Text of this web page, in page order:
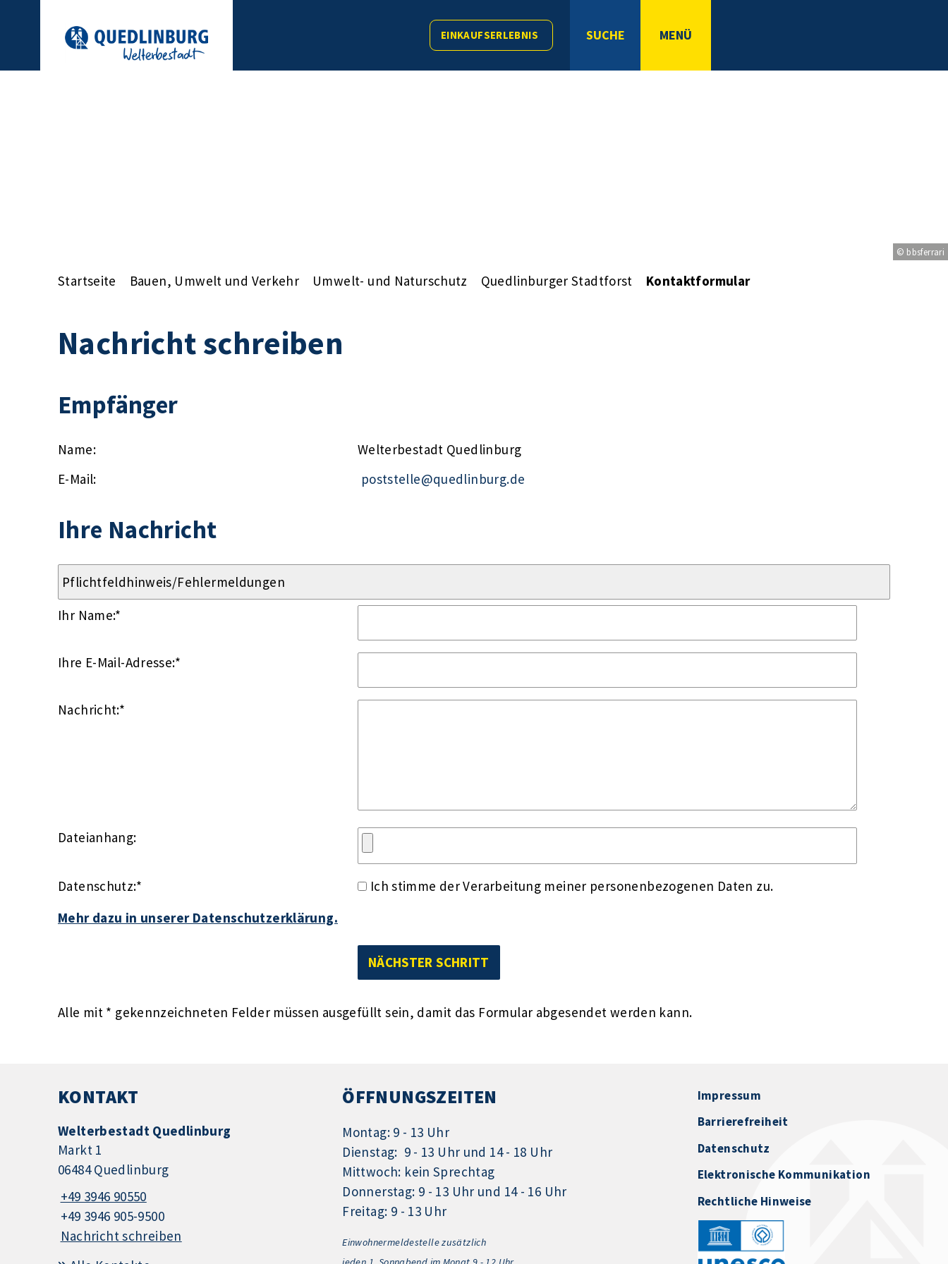
EINKAUFSERLEBNIS SUCHE MENÜ
© bbsferrari
Startseite Bauen, Umwelt und Verkehr Umwelt- und Naturschutz Quedlinburger Stadtforst Kontaktformular
Nachricht schreiben
Empfänger
Name:
Welterbestadt Quedlinburg
E-Mail:
poststelle@quedlinburg.de
Ihre Nachricht
Ihr Name:*
Ihre E-Mail-Adresse:*
Nachricht:*
Dateianhang:
Datenschutz:*
Ich stimme der Verarbeitung meiner personenbezogenen Daten zu.
Mehr dazu in unserer Datenschutzerklärung.
Alle mit * gekennzeichneten Felder müssen ausgefüllt sein, damit das Formular abgesendet werden kann.
KONTAKT
Welterbestadt Quedlinburg
Markt 1
06484 Quedlinburg
+49 3946 90550
+49 3946 905-9500
Nachricht schreiben
ÖFFNUNGSZEITEN
Montag: 9 - 13 Uhr
Dienstag: 9 - 13 Uhr und 14 - 18 Uhr
Mittwoch: kein Sprechtag
Donnerstag: 9 - 13 Uhr und 14 - 16 Uhr
Freitag: 9 - 13 Uhr
Einwohnermeldestelle zusätzlich
Impressum
Barrierefreiheit
Datenschutz
Elektronische Kommunikation
Rechtliche Hinweise